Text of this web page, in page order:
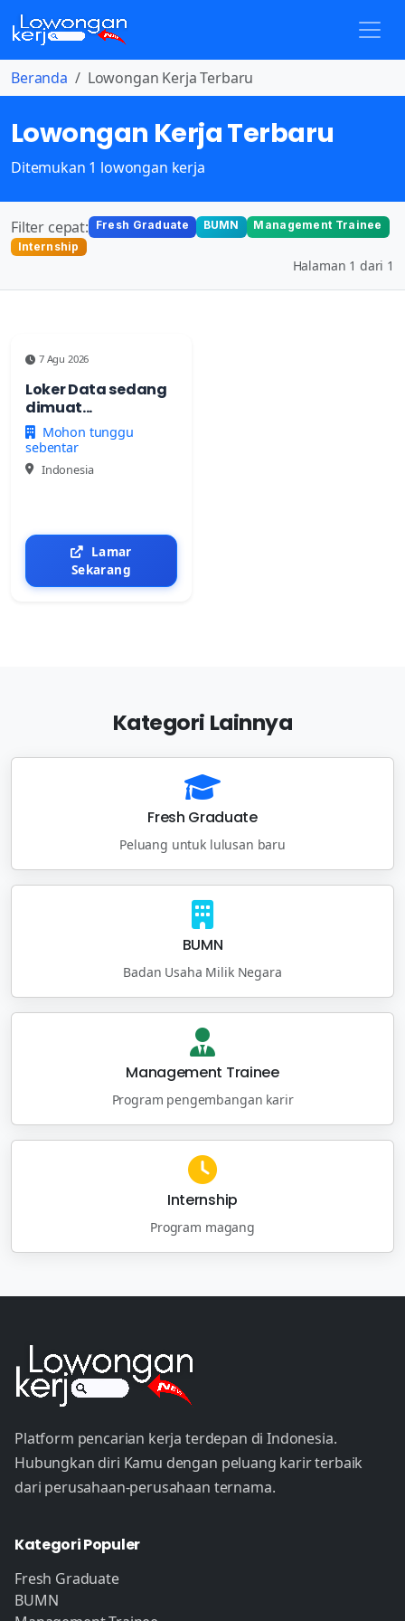
Beranda Lowongan Kerja Terbaru
Lowongan Kerja Terbaru
Ditemukan 1 lowongan kerja
Filter cepat: Fresh Graduate BUMN
Management Trainee
Internship
Halaman 1 dari 1
7 Agu 2026
Loker Data sedang
dimuat...
Mohon tunggu
sebentar
Indonesia
Lamar
Sekarang
Kategori Lainnya
Fresh Graduate
Peluang untuk lulusan baru
BUMN
Badan Usaha Milik Negara
Management Trainee
Program pengembangan karir
Internship
Program magang
Platform pencarian kerja terdepan di Indonesia.
Hubungkan diri Kamu dengan peluang karir terbaik
dari perusahaan-perusahaan ternama.
Kategori Populer
Fresh Graduate
BUMN